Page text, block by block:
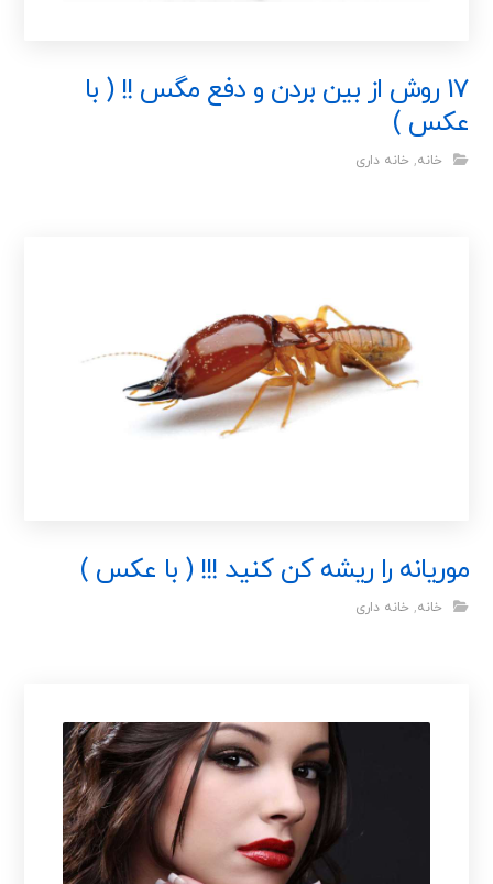
17 روش از بین بردن و دفع مگس !! ( با
عکس )
خانه,خانه داری
موریانه را ریشه کن کنید !!! ( با عکس )
خانه,خانه داری